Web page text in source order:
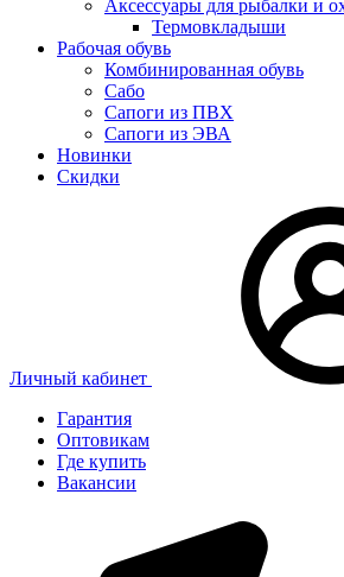
Аксессуары для рыбалки и
Термовкладыши
Рабочая обувь
Комбинированная обувь
Сабо
Сапоги из ПВХ
Сапоги из ЭВА
Новинки
Скидки
Личный кабинет
Гарантия
Оптовикам
Где купить
Вакансии